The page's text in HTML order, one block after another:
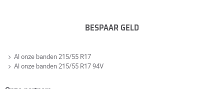
BESPAAR GELD
Al onze banden 215/55 R17
Al onze banden 215/55 R17 94V